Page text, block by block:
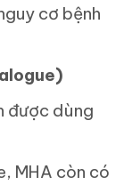
cơ bệnh
được dùng
MHA còn có